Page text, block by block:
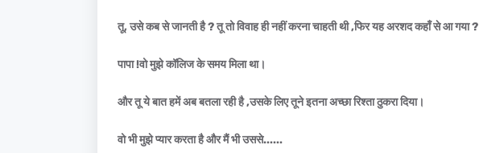
तू, उसे कब से जानती है ? तू तो विवाह ही नहीं करना चाहती थी ,फिर यह अरशद कहाँ से आ गया ?
पापा !वो मुझे कॉलिज के समय मिला था।
और तू ये बात हमें अब बतला रही है ,उसके लिए तूने इतना अच्छा रिश्ता ठुकरा दिया।
वो भी मुझे प्यार करता है और मैं भी उससे......